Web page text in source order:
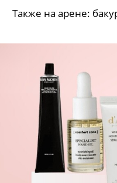
Также на арене: